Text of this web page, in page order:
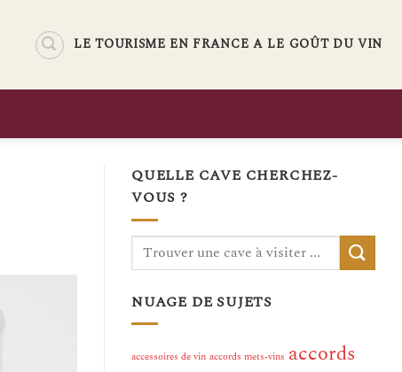
LE TOURISME EN FRANCE A LE GOÛT DU VIN
QUELLE CAVE CHERCHEZ-
VOUS ?
NUAGE DE SUJETS
accessoires de vin accords mets-vins accords